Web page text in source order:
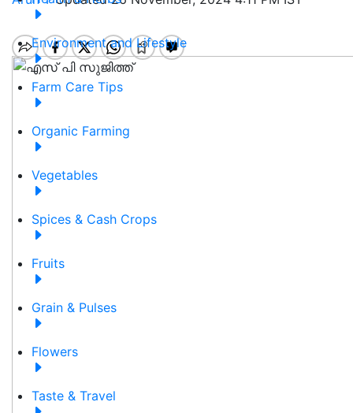
Environment and Lifestyle
Farm Care Tips
Organic Farming
Vegetables
Spices & Cash Crops
Fruits
Grain & Pulses
Flowers
Taste & Travel